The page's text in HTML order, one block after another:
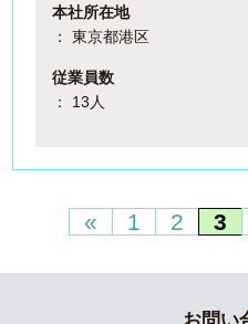
本社所在地
： 東京都港区
従業員数
： 13人
« 1 2 3
お問い